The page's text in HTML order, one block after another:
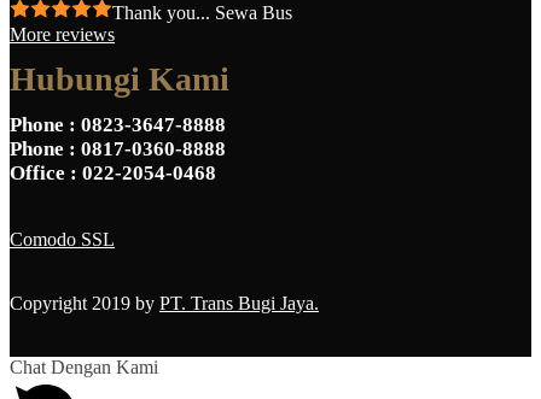
Thank you... Sewa Bus
More reviews
Hubungi Kami
Phone : 0823-3647-8888
Phone : 0817-0360-8888
Office : 022-2054-0468
Comodo SSL
Copyright 2019 by PT. Trans Bugi Jaya.
Chat Dengan Kami